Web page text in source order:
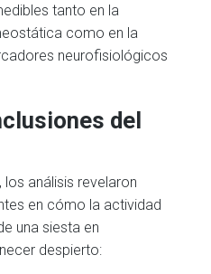
tanto en la
como en la
neurofisiológicos
del
análisis revelaron
en cómo la actividad
una siesta en
despierto: